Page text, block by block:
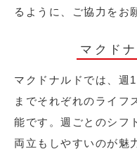
るように、ご協力をお
マクド
マクドナルドでは、週
までそれぞれのライフ
能です。週ごとのシフ
両立もしやすいのが魅